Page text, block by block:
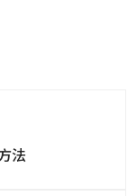
法